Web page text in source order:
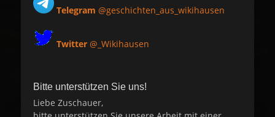
Telegram @geschichten_aus_wikihausen
Twitter @_Wikihausen
Bitte unterstützen Sie uns!
Liebe Zuschauer,